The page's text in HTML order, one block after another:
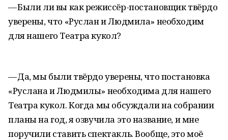
— Были ли вы как режиссёр-постановщик твёрдо
уверены, что «Руслан и Людмила» необходим
для нашего Театра кукол?
— Да, мы были твёрдо уверены, что постановка
«Руслана и Людмилы» необходима для нашего
Театра кукол. Когда мы обсуждали на собрании
планы на год, я озвучила это название, и мне
поручили ставить спектакль. Вообще, это моё